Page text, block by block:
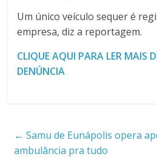
Um único veículo sequer é
empresa, diz a reportagem.
CLIQUE AQUI PARA LER MAIS
DENÚNCIA
← Samu de Eunápolis opera
ambulância pra tudo